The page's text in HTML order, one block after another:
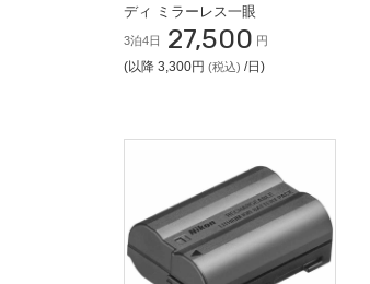
ディ ミラーレス一眼
3泊4日 27,500 円
(以降 3,300円 (税込) /日)